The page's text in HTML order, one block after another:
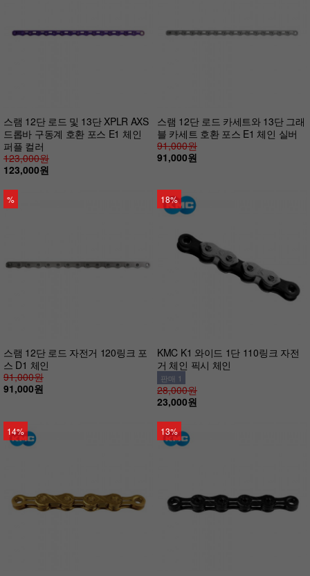
스램 12단 로드 및 13단 XPLR AXS
드롭바 구동계 호환 포스 E1 체인
퍼플 컬러
123,000원
123,000원
스램 12단 로드 카세트와 13단 그래
블 카세트 호환 포스 E1 체인 실버
91,000원
91,000원
%
스램 12단 로드 자전거 120링크 포
스 D1 체인
91,000원
91,000원
18%
KMC K1 와이드 1단 110링크 자전
거 체인 픽시 체인
판매 1
28,000원
23,000원
14% 13%